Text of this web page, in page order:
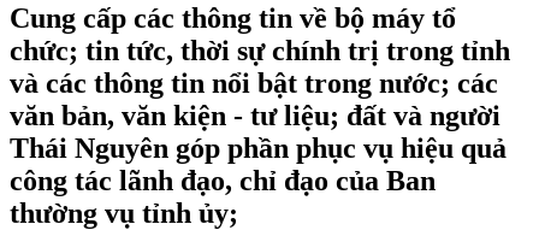
Cung cấp các thông tin về bộ máy tổ
chức; tin tức, thời sự chính trị trong tỉnh
và các thông tin nổi bật trong nước; các
văn bản, văn kiện - tư liệu; đất và người
Thái Nguyên góp phần phục vụ hiệu quả
công tác lãnh đạo, chỉ đạo của Ban
thường vụ tỉnh ủy;